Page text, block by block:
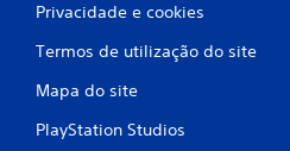
Privacidade e cookies
Termos de utilização do site
Mapa do site
PlayStation Studios